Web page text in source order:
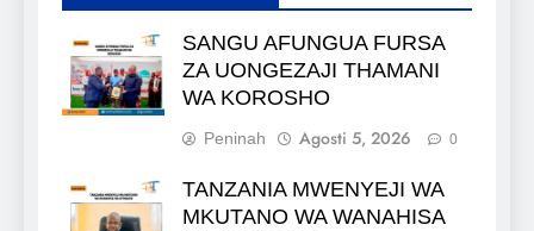
SANGU AFUNGUA FURSA
ZA UONGEZAJI THAMANI
WA KOROSHO
Peninah Agosti 5, 2026 0
TANZANIA MWENYEJI WA
MKUTANO WA WANAHISA